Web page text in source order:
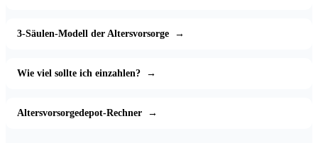
3-Säulen-Modell der Altersvorsorge →
Wie viel sollte ich einzahlen? →
Altersvorsorgedepot-Rechner →